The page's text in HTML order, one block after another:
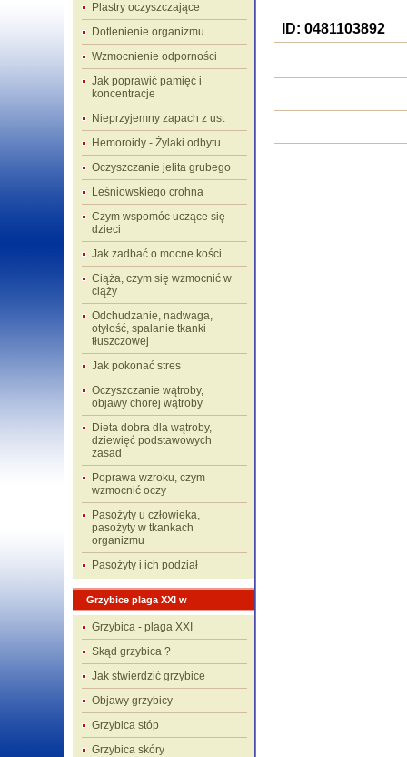
Plastry oczyszczające
Dotlenienie organizmu
Wzmocnienie odporności
Jak poprawić pamięć i
koncentracje
Nieprzyjemny zapach z ust
Hemoroidy - Żylaki odbytu
Oczyszczanie jelita grubego
Leśniowskiego crohna
Czym wspomóc uczące się
dzieci
Jak zadbać o mocne kości
Ciąża, czym się wzmocnić w
ciąży
Odchudzanie, nadwaga,
otyłość, spalanie tkanki
tłuszczowej
Jak pokonać stres
Oczyszczanie wątroby,
objawy chorej wątroby
Dieta dobra dla wątroby,
dziewięć podstawowych
zasad
Poprawa wzroku, czym
wzmocnić oczy
Pasożyty u człowieka,
pasożyty w tkankach
organizmu
Pasożyty i ich podział
Grzybice plaga XXI w
Grzybica - plaga XXI
Skąd grzybica ?
Jak stwierdzić grzybice
Objawy grzybicy
Grzybica stóp
Grzybica skóry
ID: 0481103892